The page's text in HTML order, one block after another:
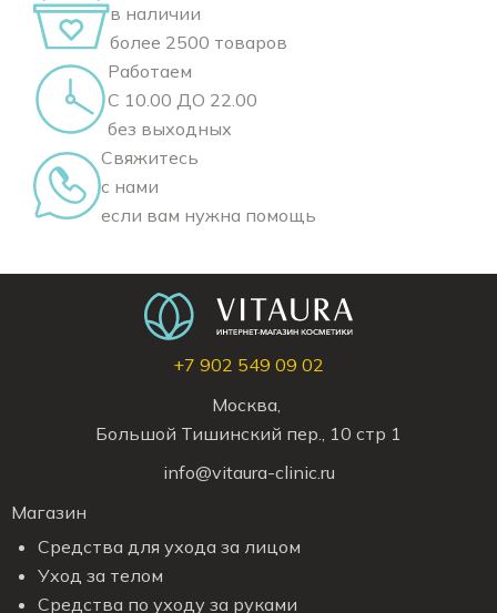
в наличии
более 2500 товаров
Работаем
С 10.00 ДО 22.00
без выходных
Свяжитесь
с нами
если вам нужна помощь
+7 902 549 09 02
Москва,
Большой Тишинский пер., 10 стр 1
info@vitaura-clinic.ru
Магазин
Средства для ухода за лицом
Уход за телом
Средства по уходу за руками